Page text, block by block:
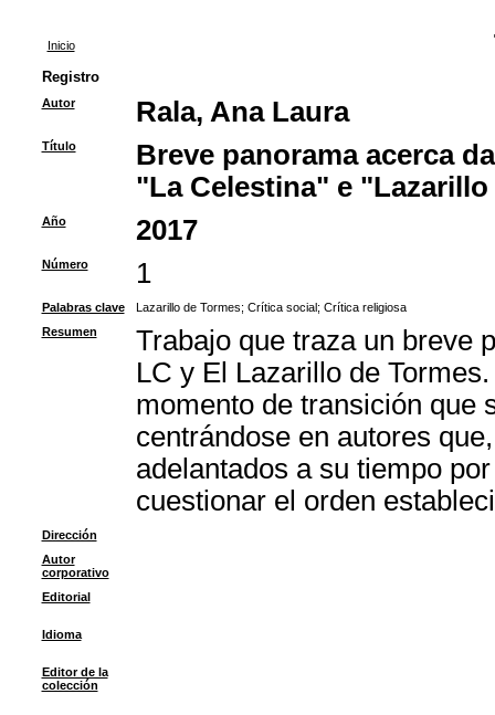
Inicio
Registro
Autor Rala, Ana Laura
Título
Breve panorama acerca
"La Celestina" e "Lazarillo
Año 2017
Número 1
Palabras clave Lazarillo de Tormes; Crítica social; Crítica religiosa
Resumen
Trabajo que traza un breve
LC y El Lazarillo de
momento de transición que
centrándose en autores
adelantados a su tiempo
cuestionar el orden
Dirección
Autor
corporativo
Editorial
Idioma
Editor de la
colección